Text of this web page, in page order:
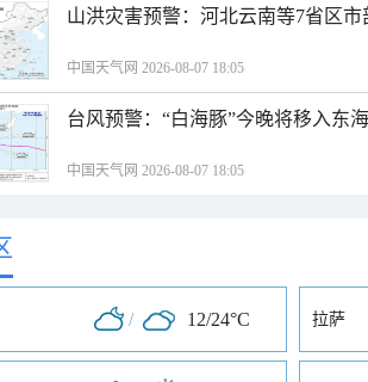
山洪灾害预警：河北云南等7省区
中国天气网 2026-08-07 18:05
台风预警：“白海豚”今晚将移入东
中国天气网 2026-08-07 18:05
/ 12/24°C 拉萨